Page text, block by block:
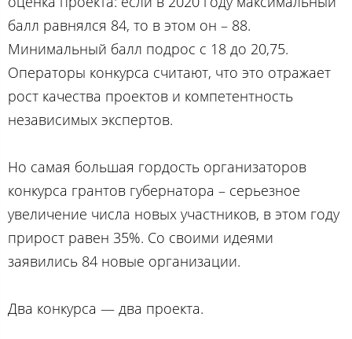
балл равнялся 84, то в этом он – 88.
Минимальный балл подрос с 18 до 20,75.
Операторы конкурса считают, что это отражает
рост качества проектов и компетентность
независимых экспертов.
Но самая большая гордость организаторов
конкурса грантов губернатора – серьезное
увеличение числа новых участников, в этом году
прирост равен 35%. Со своими идеями
заявились 84 новые организации.
Два конкурса — два проекта.